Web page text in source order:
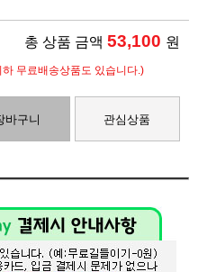
총 상품 금액 53,100 원
무료배송상품도 있습니다.)
바구니 관심상품